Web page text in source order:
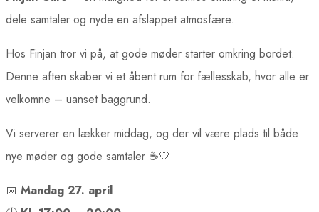
dele samtaler og nyde en afslappet atmosfære.
Hos Finjan tror vi på, at gode møder starter omkring bordet.
Denne aften skaber vi et åbent rum for fællesskab, hvor alle er
velkomne – uanset baggrund.
Vi serverer en lækker middag, og der vil være plads til både
nye møder og gode samtaler ☕🤍
📅 Mandag 27. april